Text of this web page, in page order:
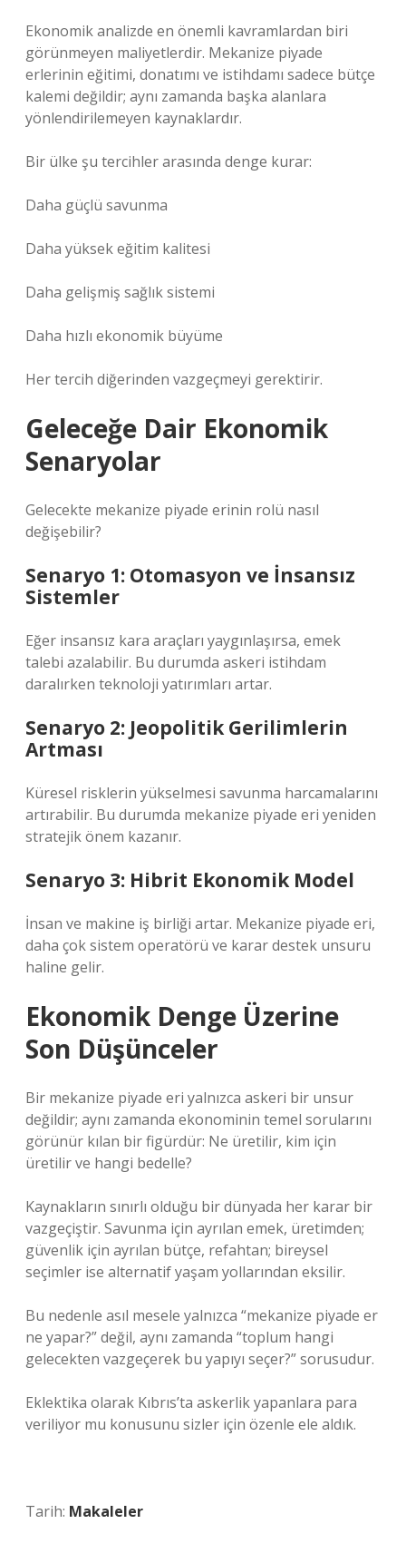
Ekonomik analizde en önemli kavramlardan biri
görünmeyen maliyetlerdir. Mekanize piyade
erlerinin eğitimi, donatımı ve istihdamı sadece bütçe
kalemi değildir; aynı zamanda başka alanlara
yönlendirilemeyen kaynaklardır.
Bir ülke şu tercihler arasında denge kurar:
Daha güçlü savunma
Daha yüksek eğitim kalitesi
Daha gelişmiş sağlık sistemi
Daha hızlı ekonomik büyüme
Her tercih diğerinden vazgeçmeyi gerektirir.
Geleceğe Dair Ekonomik
Senaryolar
Gelecekte mekanize piyade erinin rolü nasıl
değişebilir?
Senaryo 1: Otomasyon ve İnsansız
Sistemler
Eğer insansız kara araçları yaygınlaşırsa, emek
talebi azalabilir. Bu durumda askeri istihdam
daralırken teknoloji yatırımları artar.
Senaryo 2: Jeopolitik Gerilimlerin
Artması
Küresel risklerin yükselmesi savunma harcamalarını
artırabilir. Bu durumda mekanize piyade eri yeniden
stratejik önem kazanır.
Senaryo 3: Hibrit Ekonomik Model
İnsan ve makine iş birliği artar. Mekanize piyade eri,
daha çok sistem operatörü ve karar destek unsuru
haline gelir.
Ekonomik Denge Üzerine
Son Düşünceler
Bir mekanize piyade eri yalnızca askeri bir unsur
değildir; aynı zamanda ekonominin temel sorularını
görünür kılan bir figürdür: Ne üretilir, kim için
üretilir ve hangi bedelle?
Kaynakların sınırlı olduğu bir dünyada her karar bir
vazgeçiştir. Savunma için ayrılan emek, üretimden;
güvenlik için ayrılan bütçe, refahtan; bireysel
seçimler ise alternatif yaşam yollarından eksilir.
Bu nedenle asıl mesele yalnızca “mekanize piyade er
ne yapar?” değil, aynı zamanda “toplum hangi
gelecekten vazgeçerek bu yapıyı seçer?” sorusudur.
Eklektika olarak Kıbrıs’ta askerlik yapanlara para
veriliyor mu konusunu sizler için özenle ele aldık.
Tarih: Makaleler